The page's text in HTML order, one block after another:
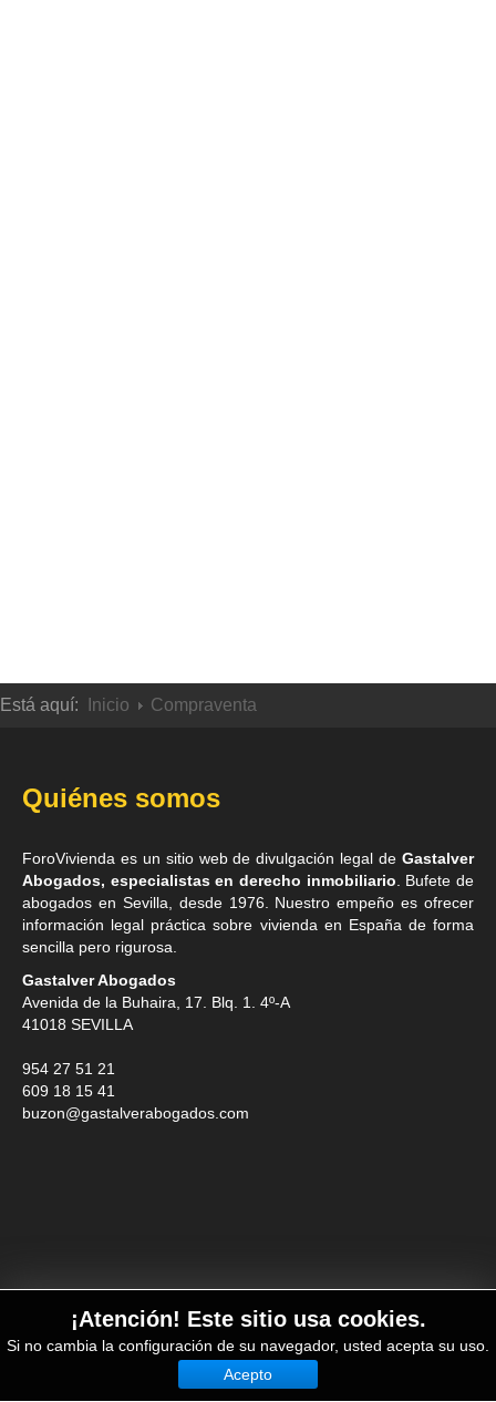
¡Atención! Este sitio usa cookies.
Si no cambia la configuración de su navegador, usted acepta su uso.
Acepto
Está aquí: Inicio Compraventa
Quiénes somos
ForoVivienda es un sitio web de divulgación legal de Gastalver
Abogados, especialistas en derecho inmobiliario . Bufete de
abogados en Sevilla , desde 1976. Nuestro empeño es ofrecer
información legal práctica sobre vivienda en España de forma
sencilla pero rigurosa.
Gastalver Abogados
Avenida de la Buhaira, 17. Blq. 1. 4º-A
41018 SEVILLA
954 27 51 21
609 18 15 41
buzon@gastalverabogados.com